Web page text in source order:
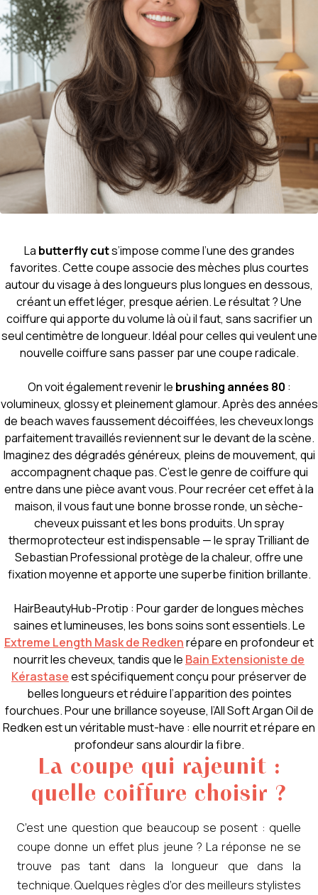
La butterfly cuts’impose comme l’une des grandes
favorites. Cette coupe associe des mèches plus courtes
autour du visage à des longueurs plus longues en dessous,
créant un effet léger, presque aérien. Le résultat ? Une
coiffure qui apporte du volume là où il faut, sans sacrifier un
seul centimètre de longueur. Idéal pour celles qui veulent une
nouvelle coiffure sans passer par une coupe radicale.
On voit également revenir le brushing années 80 :
volumineux, glossy et pleinement glamour. Après des années
de beach waves faussement décoiffées, les cheveux longs
parfaitement travaillés reviennent sur le devant de la scène.
Imaginez des dégradés généreux, pleins de mouvement, qui
accompagnent chaque pas. C’est le genre de coiffure qui
entre dans une pièce avant vous. Pour recréer cet effet à la
maison, il vous faut une bonne brosse ronde, un sèche-
cheveux puissant et les bons produits. Un spray
thermoprotecteur est indispensable — le spray Trilliant de
Sebastian Professional protège de la chaleur, offre une
fixation moyenne et apporte une superbe finition brillante.
HairBeautyHub-Protip : Pour garder de longues mèches
saines et lumineuses, les bons soins sont essentiels. Le
Extreme Length Mask de Redkenrépare en profondeur et
nourrit les cheveux, tandis que le Bain Extensioniste de
Kérastaseest spécifiquement conçu pour préserver de
belles longueurs et réduire l’apparition des pointes
fourchues. Pour une brillance soyeuse, l’All Soft Argan Oil de
Redken est un véritable must-have : elle nourrit et répare en
profondeur sans alourdir la fibre.
La coupe qui rajeunit :
quelle coiffure choisir ?
C’est une question que beaucoup se posent : quelle
coupe donne un effet plus jeune ? La réponse ne se
trouve pas tant dans la longueur que dans la
technique. Quelques règles d’or des meilleurs stylistes